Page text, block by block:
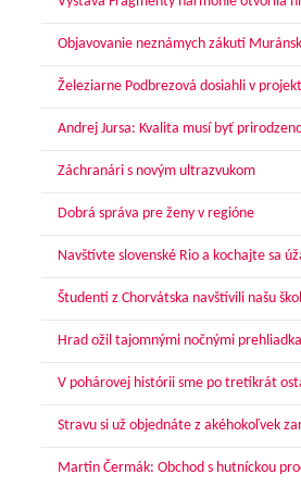
Objavovanie neznámych zákutí
Železiarne Podbrezová dosiahli v
Andrej Jursa: Kvalita musí byť
Záchranári s novým ultrazvukom
Dobrá správa pre ženy v regióne
Navštívte slovenské Rio a kochajte sa
Študenti z Chorvátska navštívili našu
Hrad ožil tajomnými nočnými
V pohárovej histórii sme po tretíkrát
Stravu si už objednáte z akéhokoľvek
Martin Čermák: Obchod s hutníckou